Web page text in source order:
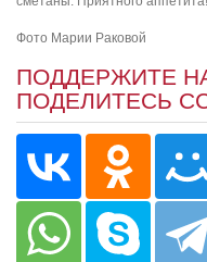
Фото Марии Раковой
ПОДДЕРЖИТЕ
ПОДЕЛИТЕСЬ